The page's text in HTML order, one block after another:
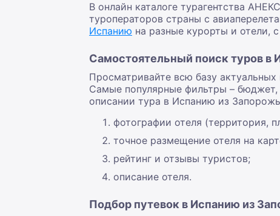
В онлайн каталоге турагентства
туроператоров страны с
Испанию на разные курорты и отели,
Самостоятельный поиск туров в
Просматривайте всю базу
Самые популярные фильтры – бюджет,
описании тура в Испанию из
фотографии отеля (территория,
точное размещение отеля на
рейтинг и отзывы туристов;
описание отеля.
Подбор путевок в Испанию из